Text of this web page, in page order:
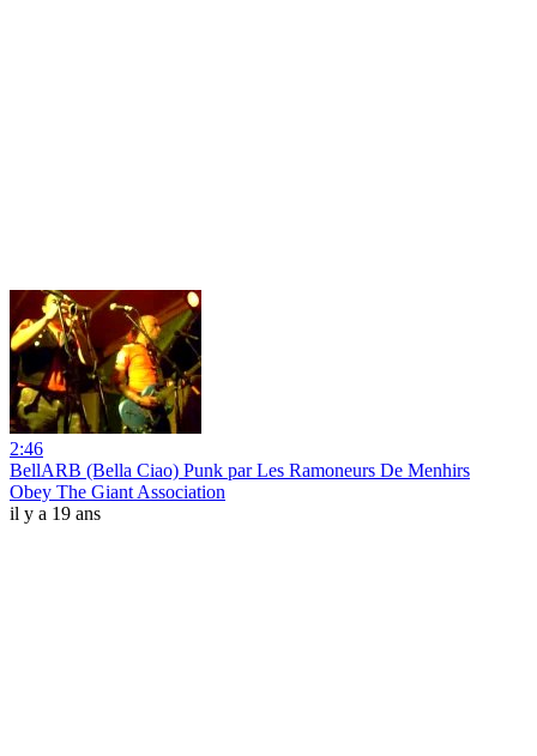
2:46
BellARB (Bella Ciao) Punk par Les Ramoneurs De Menhirs
Obey The Giant Association
il y a 19 ans